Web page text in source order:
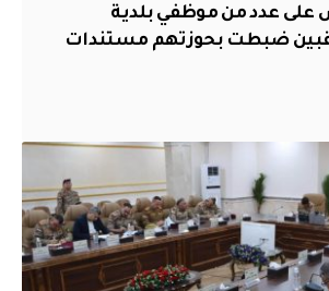
على عدد من موظفي بلدية
ضبطت بحوزتهم مستندات